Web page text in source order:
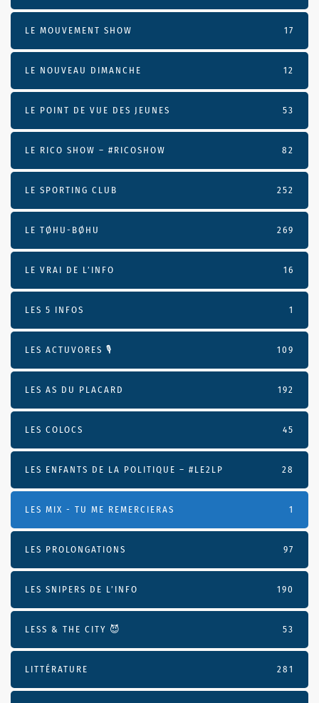
LE MOUVEMENT SHOW 17
LE NOUVEAU DIMANCHE 12
LE POINT DE VUE DES JEUNES 53
LE RICO SHOW – #RICOSHOW 82
LE SPORTING CLUB 252
LE TØHU-BØHU 269
LE VRAI DE L’INFO 16
LES 5 INFOS 1
LES ACTUVORES 🎙 109
LES AS DU PLACARD 192
LES COLOCS 45
LES ENFANTS DE LA POLITIQUE – #LE2LP 28
LES MIX - TU ME REMERCIERAS 1
LES PROLONGATIONS 97
LES SNIPERS DE L’INFO 190
LESS & THE CITY 😈 53
LITTÉRATURE 281